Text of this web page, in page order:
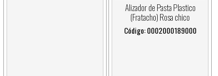
Alizador de Pasta Plastico
(Fratacho) Rosa chico
Código: 0002000189000